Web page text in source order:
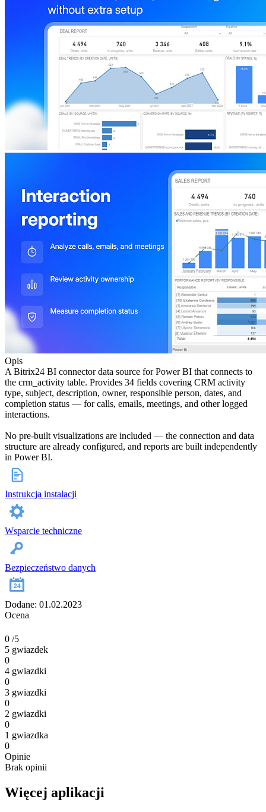
Opis
A Bitrix24 BI connector data source for Power BI that connects to
the crm_activity table. Provides 34 fields covering CRM activity
type, subject, description, owner, responsible person, dates, and
completion status — for calls, emails, meetings, and other logged
interactions.
No pre-built visualizations are included — the connection and data
structure are already configured, and reports are built independently
in Power BI.
Instrukcja instalacji
Wsparcie techniczne
Bezpieczeństwo danych
Dodane: 01.02.2023
Ocena
0 /5
5 gwiazdek
0
4 gwiazdki
0
3 gwiazdki
0
2 gwiazdki
0
1 gwiazdka
0
Opinie
Brak opinii
Więcej aplikacji